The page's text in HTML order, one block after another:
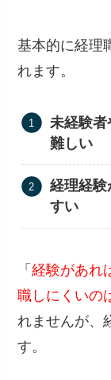
基本的に経理
れます。
未経験
難しい
経理経験
すい
「経験があれ
職しにくいの
れませんが、
す。